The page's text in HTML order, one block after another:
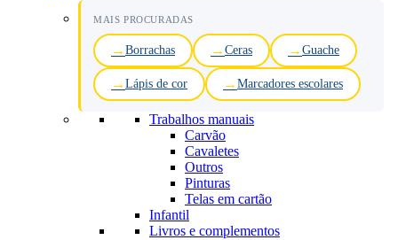
MAIS PROCURADAS
Borrachas Ceras Guache
Lápis de cor Marcadores escolares
Trabalhos manuais
Carvão
Cavaletes
Outros
Pinturas
Telas em cartão
Infantil
Livros e complementos